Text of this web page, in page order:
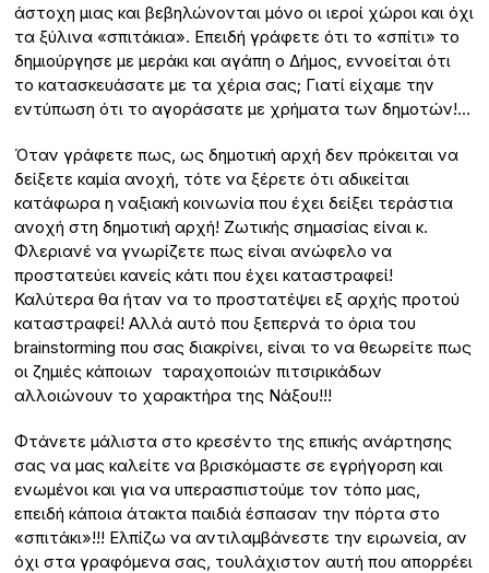
άστοχη μιας και βεβηλώνονται μόνο οι ιεροί χώροι και όχι
τα ξύλινα «σπιτάκια». Επειδή γράφετε ότι το «σπίτι» το
δημιούργησε με μεράκι και αγάπη ο Δήμος, εννοείται ότι
το κατασκευάσατε με τα χέρια σας; Γιατί είχαμε την
εντύπωση ότι το αγοράσατε με χρήματα των δημοτών!…
Όταν γράφετε πως, ως δημοτική αρχή δεν πρόκειται να
δείξετε καμία ανοχή, τότε να ξέρετε ότι αδικείται
κατάφωρα η ναξιακή κοινωνία που έχει δείξει τεράστια
ανοχή στη δημοτική αρχή! Ζωτικής σημασίας είναι κ.
Φλεριανέ να γνωρίζετε πως είναι ανώφελο να
προστατεύει κανείς κάτι που έχει καταστραφεί!
Καλύτερα θα ήταν να το προστατέψει εξ αρχής προτού
καταστραφεί! Αλλά αυτό που ξεπερνά το όρια του
brainstorming που σας διακρίνει, είναι το να θεωρείτε πως
οι ζημιές κάποιων ταραχοποιών πιτσιρικάδων
αλλοιώνουν το χαρακτήρα της Νάξου!!!
Φτάνετε μάλιστα στο κρεσέντο της επικής ανάρτησης
σας να μας καλείτε να βρισκόμαστε σε εγρήγορση και
ενωμένοι και για να υπερασπιστούμε τον τόπο μας,
επειδή κάποια άτακτα παιδιά έσπασαν την πόρτα στο
«σπιτάκι»!!! Ελπίζω να αντιλαμβάνεστε την ειρωνεία, αν
όχι στα γραφόμενα σας, τουλάχιστον αυτή που απορρέει